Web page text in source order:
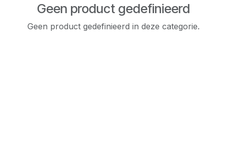
Geen product gedefinieerd
Geen product gedefinieerd in deze categorie.